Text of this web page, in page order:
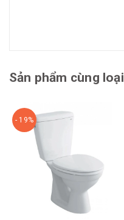
Sản phẩm cùng loại
- 19%